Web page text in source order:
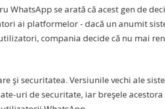
WhatsApp se arată că acest gen de
ai platformelor - dacă un anumit
compania decide că nu mai
şi securitatea. Versiunile vechi ale
uri de securitate, iar breşele